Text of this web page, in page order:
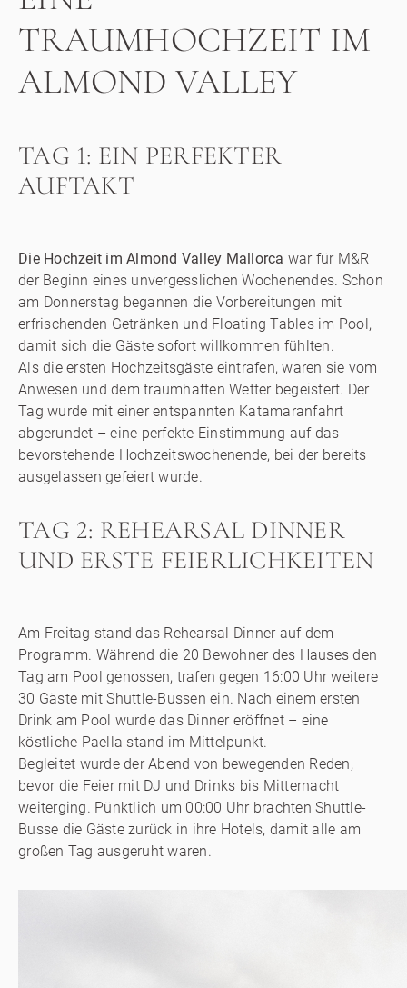
TRAUMHOCHZEIT IM
ALMOND VALLEY
TAG 1: EIN PERFEKTER
AUFTAKT
Die Hochzeit im Almond Valley Mallorca war für M&R
der Beginn eines unvergesslichen Wochenendes. Schon
am Donnerstag begannen die Vorbereitungen mit
erfrischenden Getränken und Floating Tables im Pool,
damit sich die Gäste sofort willkommen fühlten.
Als die ersten Hochzeitsgäste eintrafen, waren sie vom
Anwesen und dem traumhaften Wetter begeistert. Der
Tag wurde mit einer entspannten Katamaranfahrt
abgerundet – eine perfekte Einstimmung auf das
bevorstehende Hochzeitswochenende, bei der bereits
ausgelassen gefeiert wurde.
TAG 2: REHEARSAL DINNER
UND ERSTE FEIERLICHKEITEN
Am Freitag stand das Rehearsal Dinner auf dem
Programm. Während die 20 Bewohner des Hauses den
Tag am Pool genossen, trafen gegen 16:00 Uhr weitere
30 Gäste mit Shuttle-Bussen ein. Nach einem ersten
Drink am Pool wurde das Dinner eröffnet – eine
köstliche Paella stand im Mittelpunkt.
Begleitet wurde der Abend von bewegenden Reden,
bevor die Feier mit DJ und Drinks bis Mitternacht
weiterging. Pünktlich um 00:00 Uhr brachten Shuttle-
Busse die Gäste zurück in ihre Hotels, damit alle am
großen Tag ausgeruht waren.